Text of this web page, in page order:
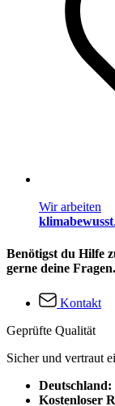
Wir arbeiten
klimabewusst.
Benötigst du Hilfe
gerne deine Fragen.
Kontakt
Geprüfte Qualität
Sicher und vertraut
Deutschland:
Kostenloser